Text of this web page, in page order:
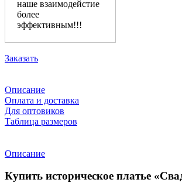
наше взаимодейстие
более
эффективным!!!
Заказать
Описание
Оплата и доставка
Для оптовиков
Таблица размеров
Описание
Купить историческое платье